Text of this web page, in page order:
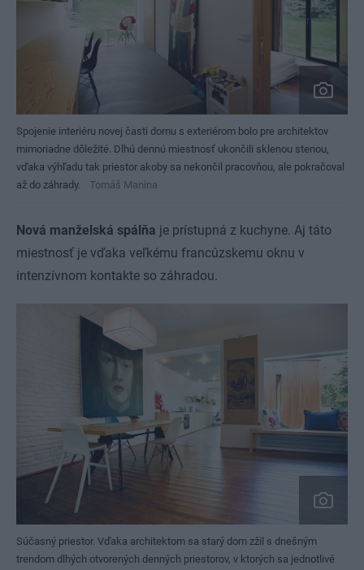
Spojenie interiéru novej časti domu s exteriérom bolo pre architektov
mimoriadne dôležité. Dlhú dennú miestnosť ukončili sklenou stenou,
vďaka výhľadu tak priestor akoby sa nekončil pracovňou, ale pokračoval
až do záhrady.
Tomáš Manina
Nová manželská spálňa je prístupná z kuchyne. Aj táto
miestnosť je vďaka veľkému francúzskemu oknu v
intenzívnom kontakte so záhradou.
Súčasný priestor. Vďaka architektom sa starý dom zžil s dnešným
trendom dlhých otvorených denných priestorov, v ktorých sa jednotlivé